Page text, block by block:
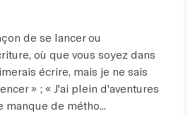
de se lancer ou
où que vous soyez dans
écrire, mais je ne sais
» ; « J'ai plein d'aventures
manque de métho...